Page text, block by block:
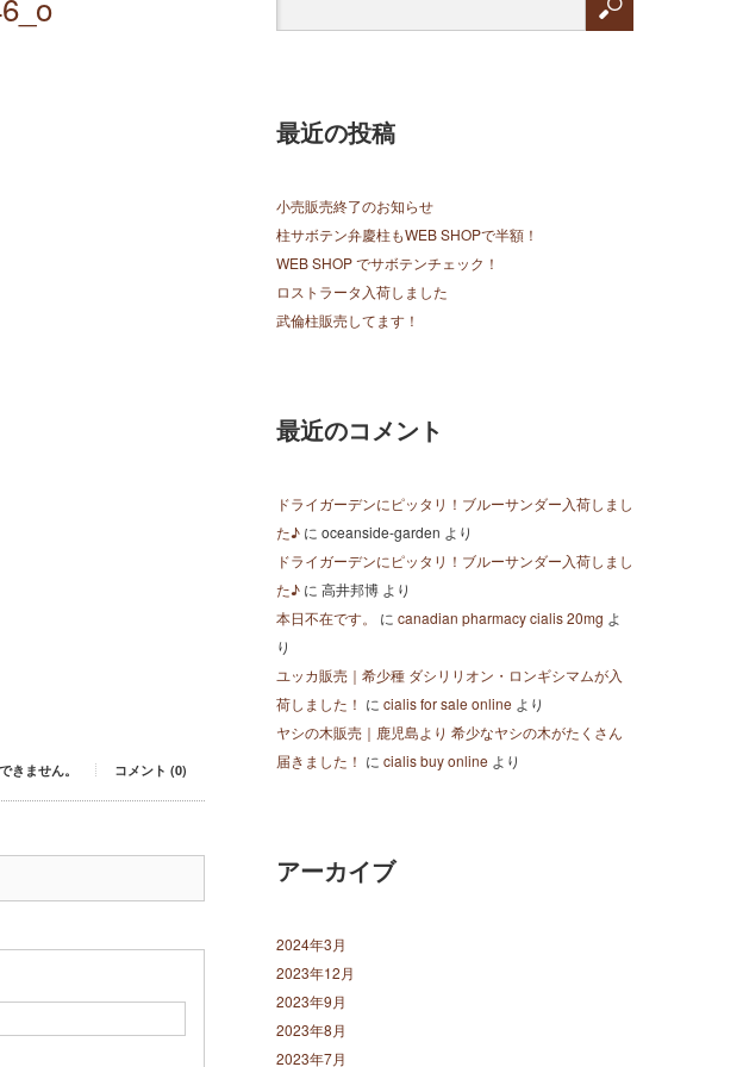
きません。 コメント (0)
最近の投稿
小売販売終了のお知らせ
柱サボテン弁慶柱もWEB SHOPで半額！
WEB SHOP でサボテンチェック！
ロストラータ入荷しました
武倫柱販売してます！
最近のコメント
ドライガーデンにピッタリ！ブルーサンダー入荷しまし
た♪ に oceanside-garden より
ドライガーデンにピッタリ！ブルーサンダー入荷しまし
た♪ に 高井邦博 より
本日不在です。
に canadian pharmacy cialis 20mg よ
り
ユッカ販売｜希少種 ダシリリオン・ロンギシマムが入
荷しました！ に cialis for sale online より
ヤシの木販売｜鹿児島より 希少なヤシの木がたくさん
届きました！ に cialis buy online より
アーカイブ
2024年3月
2023年12月
2023年9月
2023年8月
2023年7月